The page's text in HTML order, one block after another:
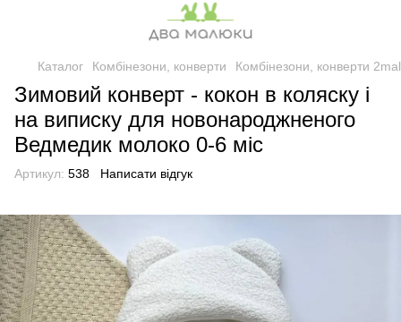
Каталог Комбінезони, конверти Комбінезони, конверти
Зимовий конверт - кокон в коляску і
на виписку для новонароджненого
Ведмедик молоко 0-6 міс
Артикул: 538 Написати відгук